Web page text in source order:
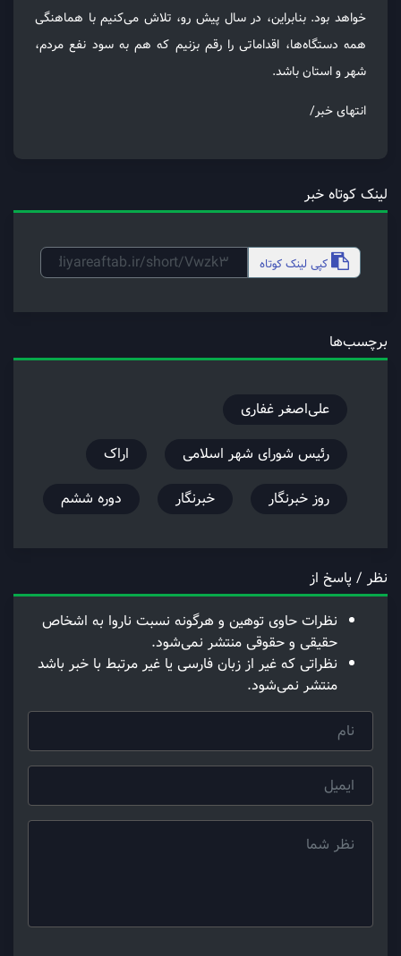
خواهد بود. بنابراین، در سال پیش رو، تلاش می‌کنیم با هماهنگی
همه دستگاه‌ها، اقداماتی را رقم بزنیم که هم به سود نفع مردم،
شهر و استان باشد.
انتهای خبر/
لینک کوتاه خبر
کپی لینک کوتاه
برچسب‌ها
علی‌اصغر غفاری
رئیس شورای شهر اسلامی
اراک
روز خبرنگار
خبرنگار دوره ششم
نظر / پاسخ از
نظرات حاوی توهین و هرگونه نسبت ناروا به اشخاص
حقیقی و حقوقی منتشر نمی‌شود.
نظراتی که غیر از زبان فارسی یا غیر مرتبط با خبر باشد
منتشر نمی‌شود.